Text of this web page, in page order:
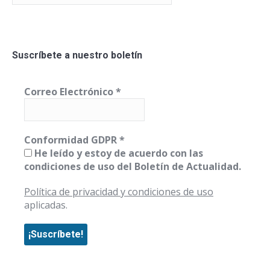
Suscríbete a nuestro boletín
Correo Electrónico*
Conformidad GDPR*
He leído y estoy de acuerdo con las
condiciones de uso del Boletín de Actualidad.
Política de privacidad y condiciones de uso
aplicadas.